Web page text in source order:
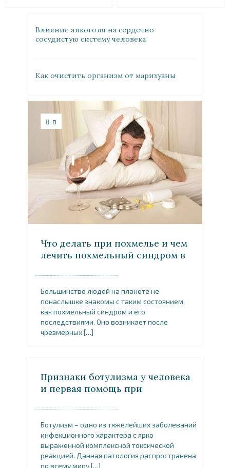
Влияние алкоголя на сердечно
сосудистую систему человека
Как очистить организм от марихуаны
8
Что делать при похмелье и чем
лечить похмельный синдром в
Большинство людей на планете не
понаслышке знакомы с таким состоянием,
как похмельный синдром и его
последствиями. Оно возникает после
чрезмерных […]
Признаки ботулизма у человека
и первая помощь при
Ботулизм – одно из тяжелейших заболеваний
инфекционного характера с ярко
выраженной комплексной токсической
реакцией. Данная патология распространена
по всему миру […]